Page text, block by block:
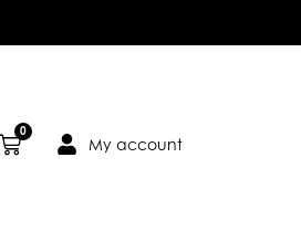
0
My account